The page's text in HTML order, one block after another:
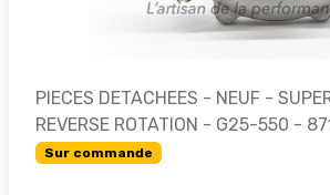
PIECES DETACHEES - NEUF -
REVERSE ROTATION - G25-550 -
Sur commande